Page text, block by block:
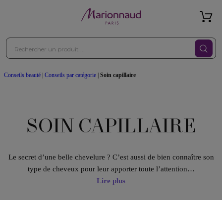
Conseils beauté Conseils par catégorie Soin capillaire
SOIN CAPILLAIRE
Le secret d’une belle chevelure ? C’est aussi de bien connaître son
type de cheveux pour leur apporter toute l’attention…
Lire plus